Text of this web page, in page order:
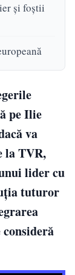
și foștii
pe Ilie
va
la TVR,
lider cu
tuturor